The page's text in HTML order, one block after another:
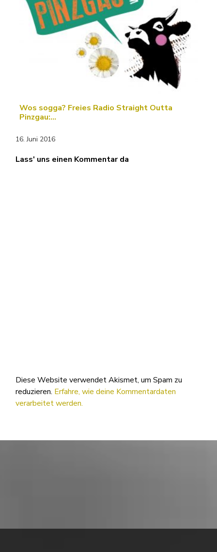
Wos sogga? Freies Radio Straight Outta
Pinzgau:…
16. Juni 2016
Lass' uns einen Kommentar da
Diese Website verwendet Akismet, um Spam zu
reduzieren. Erfahre, wie deine Kommentardaten
verarbeitet werden.